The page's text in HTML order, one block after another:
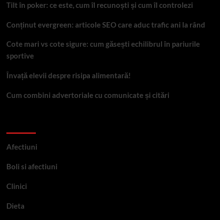
Tilt în poker: ce este, cum îl recunoști și cum îl controlezi
Conținut evergreen: articole SEO care aduc trafic ani la rând
Cote mari vs cote sigure: cum găsești echilibrul în pariurile
sportive
Învață elevii despre risipa alimentară!
Cum combini advertoriale cu comunicate și citări
Afectiuni
Boli si afectiuni
Clinici
Dieta